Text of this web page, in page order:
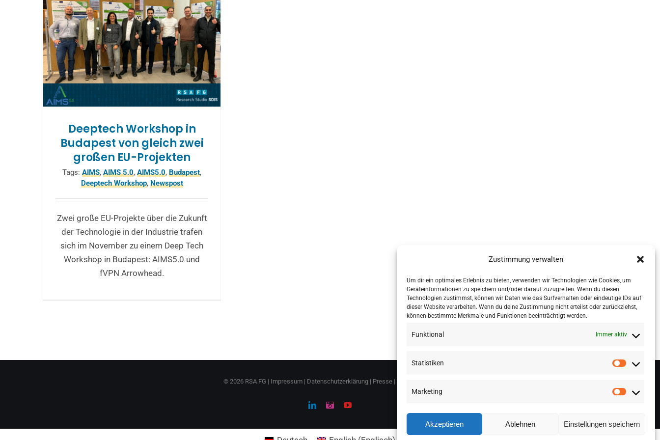
Zustimmung verwalten
Um dir ein optimales Erlebnis zu bieten, verwenden wir Technologien wie Cookies, um
Geräteinformationen zu speichern und/oder darauf zuzugreifen. Wenn du diesen
Technologien zustimmst, können wir Daten wie das Surfverhalten oder eindeutige IDs auf
dieser Website verarbeiten. Wenn du deine Zustimmung nicht erteilst oder zurückziehst,
können bestimmte Merkmale und Funktionen beeinträchtigt werden.
Funktional Immer aktiv
Statistiken
Marketing
Akzeptieren Ablehnen Einstellungen speichern
Deeptech Workshop in
Budapest von gleich zwei
großen EU-Projekten
Tags:AIMS,AIMS 5.0,AIMS5.0,Budapest,
Deeptech Workshop, Newspost
Zwei große EU-Projekte über die Zukunft
der Technologie in der Industrie trafen
sich im November zu einem Deep Tech
Workshop in Budapest: AIMS5.0 und
fVPN Arrowhead.
© 2026 RSA FG | Impressum | Datenschutzerklärung | Presse |
LinkedInInstagramYouTube